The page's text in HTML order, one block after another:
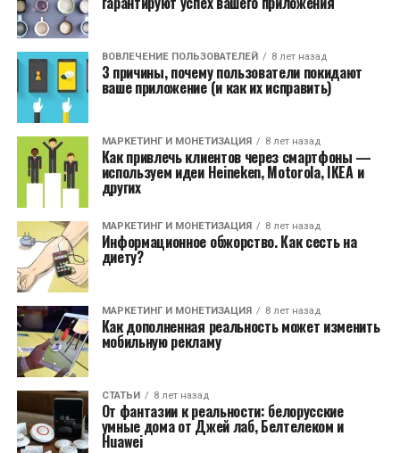
ВОВЛЕЧЕНИЕ ПОЛЬЗОВАТЕЛЕЙ 8 лет назад
3 причины, почему пользователи покидают
ваше приложение (и как их исправить)
МАРКЕТИНГ И МОНЕТИЗАЦИЯ 8 лет назад
Как привлечь клиентов через смартфоны —
используем идеи Heineken, Motorola, IKEA и
других
МАРКЕТИНГ И МОНЕТИЗАЦИЯ 8 лет назад
Информационное обжорство. Как сесть на
диету?
МАРКЕТИНГ И МОНЕТИЗАЦИЯ 8 лет назад
Как дополненная реальность может изменить
мобильную рекламу
СТАТЬИ 8 лет назад
От фантазии к реальности: белорусские
умные дома от Джей лаб, Белтелеком и
Huawei